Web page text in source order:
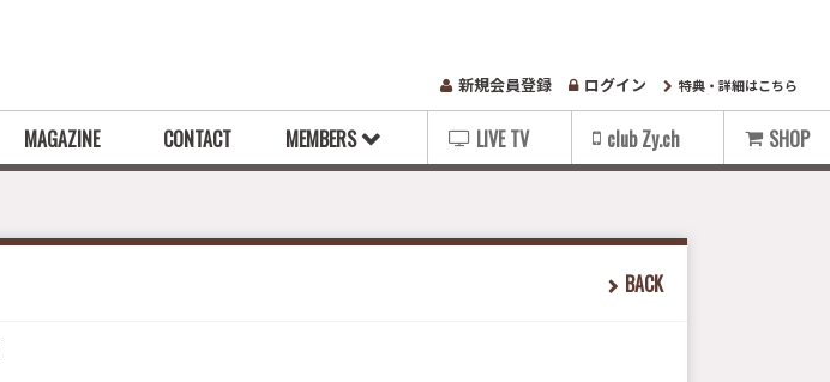
新規会員登録 ログイン 特典・詳細はこちら
MAGAZINE CONTACT MEMBERS LIVE TV club Zy.ch SHOP
BACK